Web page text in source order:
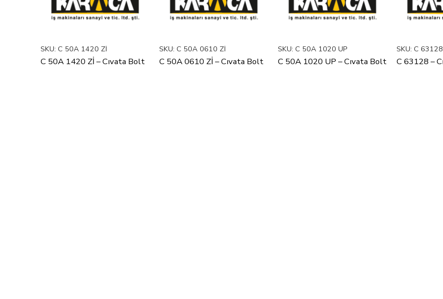
SKU: C 50A 1420 Zİ
C 50A 1420 Zİ – Cıvata Bolt
SKU: C 50A 0610 Zİ
C 50A 0610 Zİ – Cıvata Bolt
SKU: C 50A 1020 UP
C 50A 1020 UP – Cıvata Bolt
SKU: C 63128
C 63128 –